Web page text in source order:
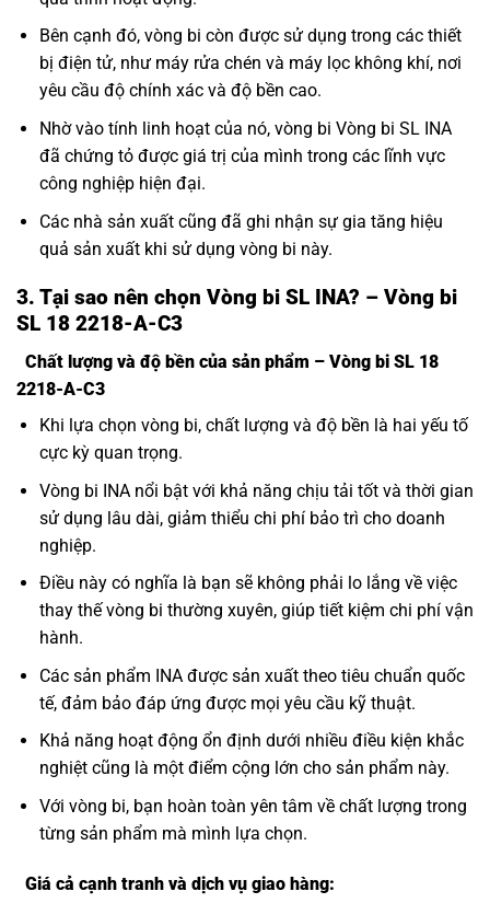
Bên cạnh đó, vòng bi còn được sử dụng trong các thiết
bị điện tử, như máy rửa chén và máy lọc không khí, nơi
yêu cầu độ chính xác và độ bền cao.
Nhờ vào tính linh hoạt của nó, vòng bi Vòng bi SL INA
đã chứng tỏ được giá trị của mình trong các lĩnh vực
công nghiệp hiện đại.
Các nhà sản xuất cũng đã ghi nhận sự gia tăng hiệu
quả sản xuất khi sử dụng vòng bi này.
3. Tại sao nên chọn Vòng bi SL INA? – Vòng bi
SL 18 2218-A-C3
Chất lượng và độ bền của sản phẩm – Vòng bi SL 18
2218-A-C3
Khi lựa chọn vòng bi, chất lượng và độ bền là hai yếu tố
cực kỳ quan trọng.
Vòng bi INA nổi bật với khả năng chịu tải tốt và thời gian
sử dụng lâu dài, giảm thiểu chi phí bảo trì cho doanh
nghiệp.
Điều này có nghĩa là bạn sẽ không phải lo lắng về việc
thay thế vòng bi thường xuyên, giúp tiết kiệm chi phí vận
hành.
Các sản phẩm INA được sản xuất theo tiêu chuẩn quốc
tế, đảm bảo đáp ứng được mọi yêu cầu kỹ thuật.
Khả năng hoạt động ổn định dưới nhiều điều kiện khắc
nghiệt cũng là một điểm cộng lớn cho sản phẩm này.
Với vòng bi, bạn hoàn toàn yên tâm về chất lượng trong
từng sản phẩm mà mình lựa chọn.
Giá cả cạnh tranh và dịch vụ giao hàng: